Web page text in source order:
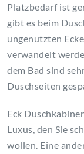
Platzbedarf ist
gibt es beim
ungenutzten
verwandelt
dem Bad sind
Duschseiten
Eck
Luxus, den Sie
wollen. Eine